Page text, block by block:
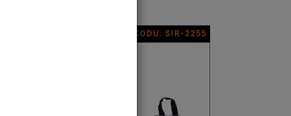
ÜRÜN KODU: SIR-2255